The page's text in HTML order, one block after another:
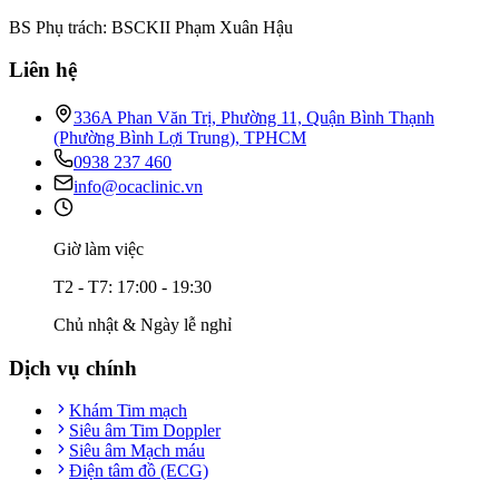
BS Phụ trách: BSCKII Phạm Xuân Hậu
Liên hệ
336A Phan Văn Trị, Phường 11, Quận Bình Thạnh
(Phường Bình Lợi Trung), TPHCM
0938 237 460
info@ocaclinic.vn
Giờ làm việc
T2 - T7: 17:00 - 19:30
Chủ nhật & Ngày lễ nghỉ
Dịch vụ chính
Khám Tim mạch
Siêu âm Tim Doppler
Siêu âm Mạch máu
Điện tâm đồ (ECG)